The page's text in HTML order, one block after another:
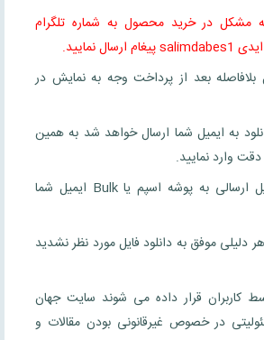
مشکل در خرید محصول به شماره تلگرام
بلافاصله بعد از پرداخت وجه به نمایش در
به ایمیل شما ارسال خواهد شد به همین
وارد نمایید.
ممکن است ایمیل ارسالی به پوشه اسپم یا Bulk ایمیل شما
دلیلی موفق به دانلود فایل مورد نظر نشدید
کاربران قرار داده می شوند سایت جهان
در خصوص غیرقانونی بودن مقالات و